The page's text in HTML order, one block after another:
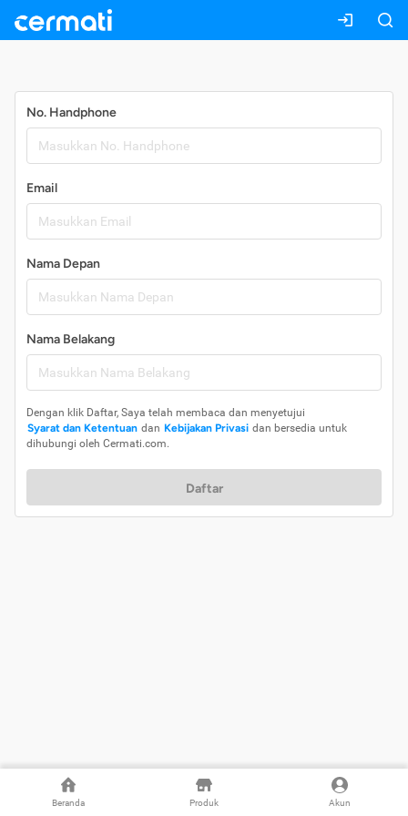
Beranda Produk Akun
No. Handphone
Email
Nama Depan
Nama Belakang
Dengan klik Daftar, Saya telah membaca dan menyetujui
Syarat dan Ketentuan dan Kebijakan Privasi dan bersedia untuk
dihubungi oleh Cermati.com.
Daftar